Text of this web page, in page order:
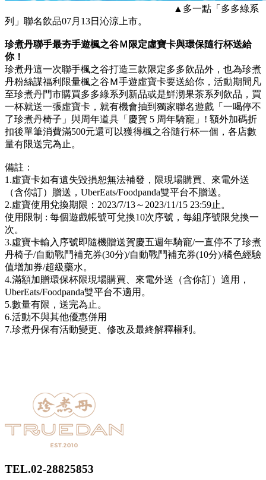
▲多一點「多多綠系
列」聯名飲品07月13日沁涼上市。
珍煮丹聯手最夯手遊楓之谷Ｍ限定虛寶卡與環保隨行杯送給
你！
珍煮丹這一次聯手楓之谷打造三款限定多多飲品外，也為珍煮
丹粉絲謀福利限量楓之谷Ｍ手遊虛寶卡要送給你，活動期間凡
至珍煮丹門市購買多多綠系列新品或是鮮沏果茶系列飲品，買
一杯就送一張虛寶卡，就有機會抽到獨家聯名遊戲「一喝停不
了珍煮丹椅子」與周年道具「慶賀 5 周年騎寵」! 額外加碼折
扣後單筆消費滿500元還可以獲得楓之谷隨行杯一個，各店數
量有限送完為止。
備註：
1.虛寶卡如有遺失毀損恕無法補發，限現場購買、來電外送
（含你訂）贈送，UberEats/Foodpanda雙平台不贈送。
2.虛寶使用兌換期限：2023/7/13～2023/11/15 23:59止。
使用限制 : 每個遊戲帳號可兌換10次序號，每組序號限兌換一
次。
3.虛寶卡輸入序號即隨機贈送賀慶五週年騎寵/一直停不了珍煮
丹椅子/自動戰鬥補充券(30分)/自動戰鬥補充券(10分)/橘色經驗
值增加券/超級藥水。
4.滿額加贈環保杯限現場購買、來電外送（含你訂）適用，
UberEats/Foodpanda雙平台不適用。
5.數量有限，送完為止。
6.活動不與其他優惠併用
7.珍煮丹保有活動變更、修改及最終解釋權利。
TEL.02-28825853